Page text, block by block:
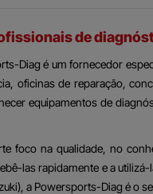
de
Diag é um fornecedor
oficinas de reparação,
equipamentos de
foco na qualidade, no
las rapidamente e a
a Powersports-Diag é o